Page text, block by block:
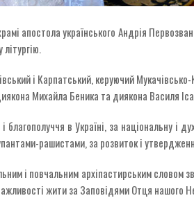
апостола українського Андрія
і Карпатський, керуючий
Михайла Беника та диякона Василя
в Україні, за національну і
рашистами, за розвиток і
і повчальним архіпастирським
жити за Заповідями Отця нашого